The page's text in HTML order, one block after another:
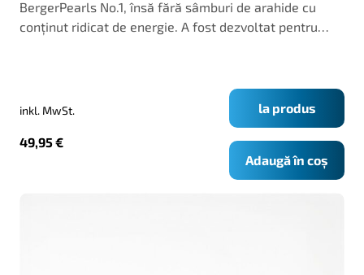
BergerPearls No.1, însă fără sâmburi de arahide cu
conținut ridicat de energie. A fost dezvoltat pentru…
inkl. MwSt.
49,95€
la produs
Adaugă în coș